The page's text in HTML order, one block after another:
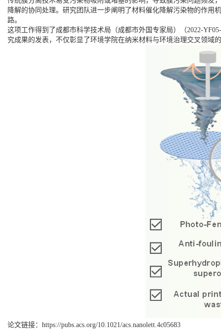
降解的协同处理。研究团队进一步阐明了材料催化降解污染物的作
路。
这项工作得到了成都市科学技术局（成都市外国专家局）（2022-
究成果的发表，不仅彰显了环境学院在纳米材料与环境治理交叉领域
论文链接： https://pubs.acs.org/10.1021/acs.nanolett.4c05683